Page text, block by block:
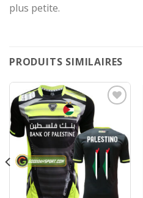
plus petite.
PRODUITS SIMILAIRES